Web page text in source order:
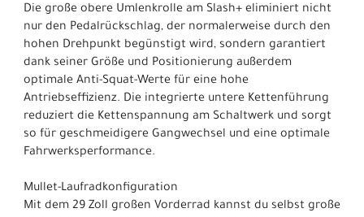
Die große obere Umlenkrolle am Slash+ eliminiert nicht
nur den Pedalrückschlag, der normalerweise durch den
hohen Drehpunkt begünstigt wird, sondern garantiert
dank seiner Größe und Positionierung außerdem
optimale Anti-Squat-Werte für eine hohe
Antriebseffizienz. Die integrierte untere Kettenführung
reduziert die Kettenspannung am Schaltwerk und sorgt
so für geschmeidigere Gangwechsel und eine optimale
Fahrwerksperformance.
Mullet-Laufradkonfiguration
Mit dem 29 Zoll großen Vorderrad kannst du selbst große